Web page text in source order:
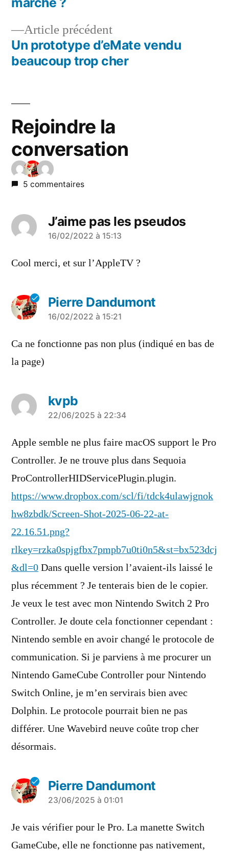
l’article
Article précédentArticle
précédent :
Un prototype d’eMate vendu
beaucoup trop cher
Rejoindre la
conversation
5 commentaires
J’aime pas les pseudos
a
dit :
16/02/2022 à 15:13
Cool merci, et sur l’AppleTV ?
Pierre Dandumont
a
dit :
16/02/2022 à 15:21
Ca ne fonctionne pas non plus (indiqué en bas de
la page)
kvpb
a
dit :
22/06/2025 à 22:34
Apple semble ne plus faire macOS support le Pro
Controller. Je ne trouve plus dans Sequoia
ProControllerHIDServicePlugin.plugin.
https://www.dropbox.com/scl/fi/tdck4ulawjgnok
hw8zbdk/Screen-Shot-2025-06-22-at-
22.16.51.png?
rlkey=rzka0spjgfbx7pmpb7u0ti0n5&st=bx523dcj
&dl=0 Dans quelle version l’avaient-ils laissé le
plus récemment ? Je tenterais bien de le copier.
Je veux le test avec mon Nintendo Switch 2 Pro
Controller. Je doute cela fonctionner cependant :
Nintendo semble en avoir changé le protocole de
communication. Si je parviens à me procurer un
Nintendo GameCube Controller pour Nintendo
Switch Online, je m’en servirais bien avec
Dolphin. Le protocole pourrait bien ne pas
différer. Une Wavebird neuve coûte trop cher
désormais.
Pierre Dandumont
a
dit :
23/06/2025 à 01:01
Je vais vérifier pour le Pro. La manette Switch
GameCube, elle ne fonctionne pas nativement,